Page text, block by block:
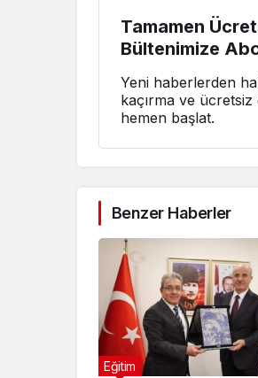
Tamamen
Bültenimize
Yeni haberlerden
kaçırma ve
hemen başlat.
Benzer Haberler
Eğitim